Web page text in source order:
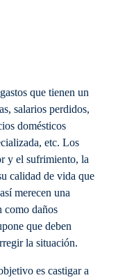
que tienen un
salarios perdidos,
domésticos
etc. Los
y el sufrimiento, la
calidad de vida que
merecen una
como daños
que deben
la situación.
es castigar a